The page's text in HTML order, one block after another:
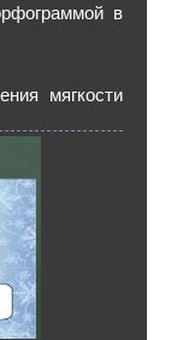
в
мягкости